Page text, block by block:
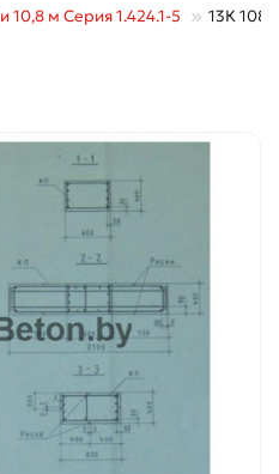
10,8 м Серия 1.424.1-5 13К 108-